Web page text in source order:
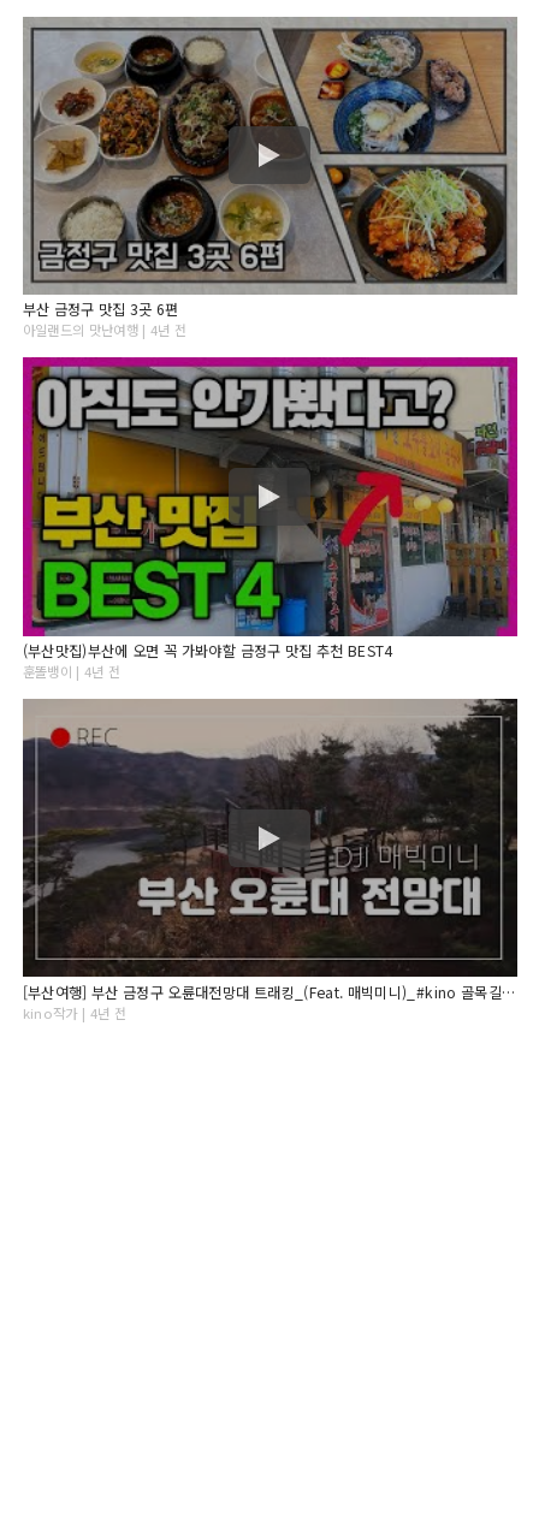
부산 금정구 맛집 3곳 6편
아일랜드의 맛난여행 | 4년 전
(부산맛집)부산에 오면 꼭 가봐야할 금정구 맛집 추천 BEST4
훈똘뱅이 | 4년 전
[부산여행] 부산 금정구 오륜대전망대 트래킹_(Feat. 매빅미니)_#kino 골목길 사진여행
kino작가 | 4년 전